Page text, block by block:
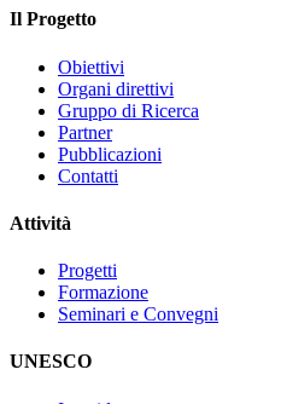
Il Progetto
Obiettivi
Organi direttivi
Gruppo di Ricerca
Partner
Pubblicazioni
Contatti
Attività
Progetti
Formazione
Seminari e Convegni
UNESCO